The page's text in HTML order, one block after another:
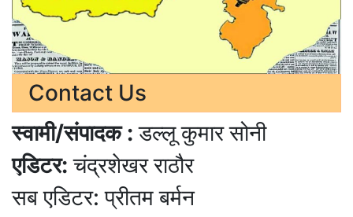
Contact Us
स्वामी/संपादक : डल्लू कुमार सोनी
एडिटर: चंद्रशेखर राठौर
सब एडिटर: प्रीतम बर्मन